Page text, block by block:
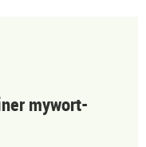
mywort-